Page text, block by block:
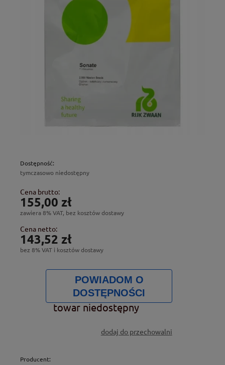
Dostępność:
tymczasowo niedostępny
Cena brutto:
155,00 zł
zawiera 8% VAT, bez kosztów dostawy
Cena netto:
143,52 zł
bez 8% VAT i kosztów dostawy
POWIADOM O
DOSTĘPNOŚCI
towar niedostępny
dodaj do przechowalni
Producent: